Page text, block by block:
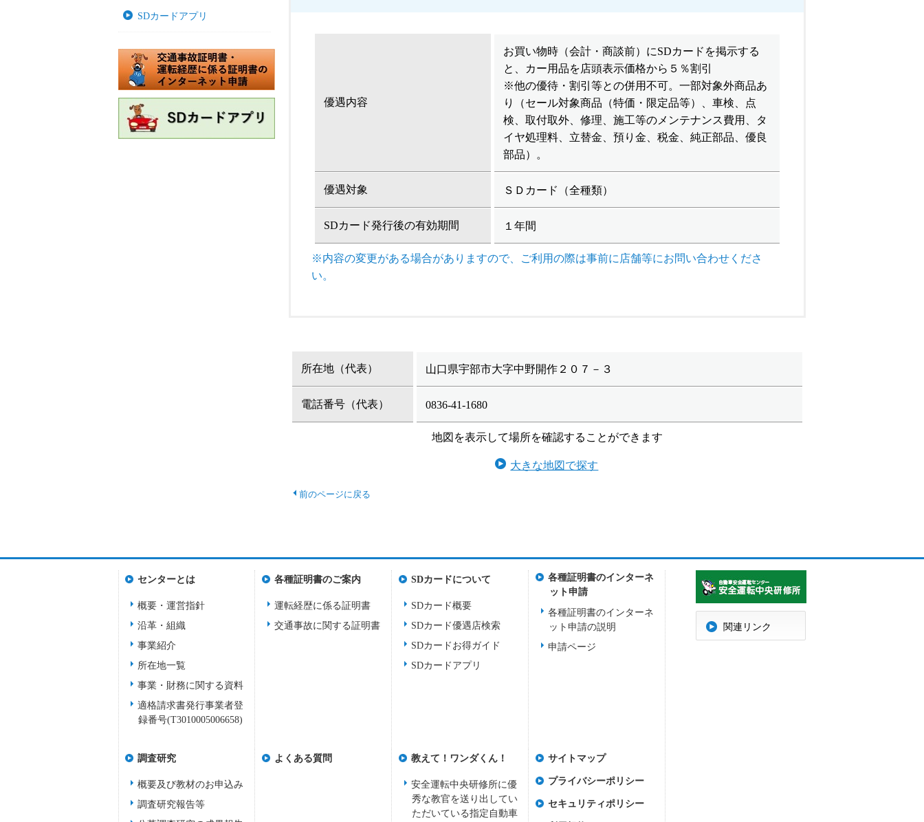
優遇内容
お買い物時（会計・商談前）にSDカードを掲示する
と、カー用品を店頭表示価格から５％割引
※他の優待・割引等との併用不可。一部対象外商品あ
り（セール対象商品（特価・限定品等）、車検、点
検、取付取外、修理、施工等のメンテナンス費用、タ
イヤ処理料、立替金、預り金、税金、純正部品、優良
部品）。
優遇対象 ＳＤカード（全種類）
SDカード発行後の有効期間 １年間
※内容の変更がある場合がありますので、ご利用の際は事前に店舗等にお問い合わせくださ
い。
所在地（代表） 山口県宇部市大字中野開作２０７－３
電話番号（代表） 0836-41-1680
地図を表示して場所を確認することができます
大きな地図で探す
SDカードアプリ
センターとは
概要・運営指針
沿革・組織
事業紹介
所在地一覧
事業・財務に関する資料
適格請求書発行事業者登
録番号(T3010005006658)
各種証明書のご案内
運転経歴に係る証明書
交通事故に関する証明書
SDカードについて
SDカード概要
SDカード優遇店検索
SDカードお得ガイド
SDカードアプリ
各種証明書のインターネ
ット申請
各種証明書のインターネ
ット申請の説明
申請ページ
調査研究
概要及び教材のお申込み
調査研究報告等
よくある質問 教えて！ワンダくん！
安全運転中央研修所に優
秀な教官を送り出してい
ただいている指定自動車
サイトマップ
プライバシーポリシー
セキュリティポリシー
関連リンク